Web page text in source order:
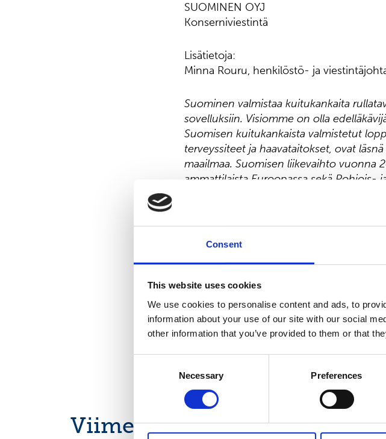
Consent
This website uses cookies
We use cookies to personalise content and ads, to
information about your use of our site with our social
other information that you’ve provided to them or that
Necessary Preferences
SUOMINEN OYJ
Konserniviestintä
Lisätietoja:
Minna Rouru, henkilöstö- ja
Suominen valmistaa kuitukankaita
sovelluksiin. Visiomme on olla
Suomisen kuitukankaista valmistetut
terveyssiteet ja haavataitokset, ovat
maailmaa. Suomisen liikevaihto vuonna
ammattilaista Euroopassa sekä Pohjois-
Jakelu:
Nasdaq Helsinki
Viimeisimmät uutiset